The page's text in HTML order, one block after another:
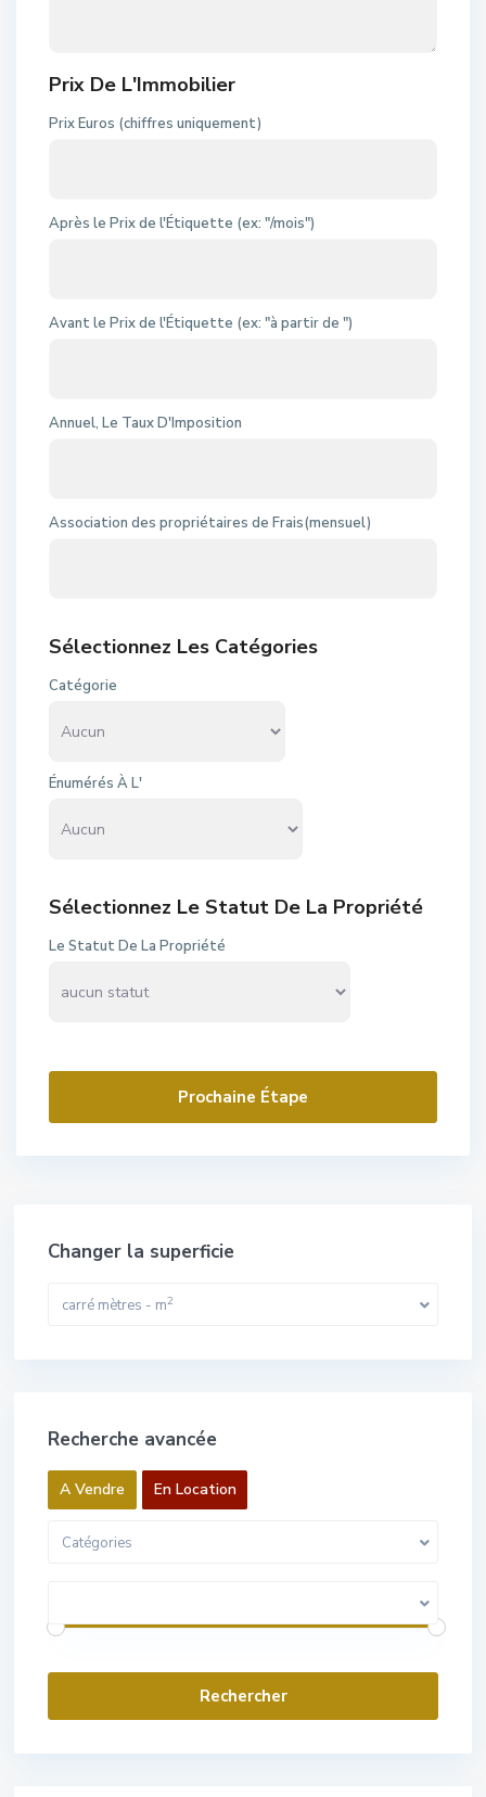
Prix De L'Immobilier
Prix Euros (chiffres uniquement)
Après le Prix de l'Étiquette (ex: "/mois")
Avant le Prix de l'Étiquette (ex: "à partir de ")
Annuel, Le Taux D'Imposition
Association des propriétaires de Frais(mensuel)
Sélectionnez Les Catégories
Catégorie
Énumérés À L'
Sélectionnez Le Statut De La Propriété
Le Statut De La Propriété
Prochaine Étape
Changer la superficie
carré mètres - m2
Recherche avancée
A Vendre En Location
Catégories